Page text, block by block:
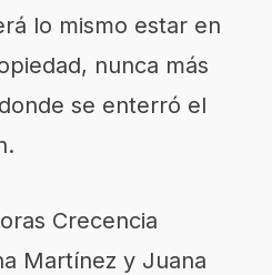
lo mismo estar en
nunca más
se enterró el
Crecencia
Martínez y Juana